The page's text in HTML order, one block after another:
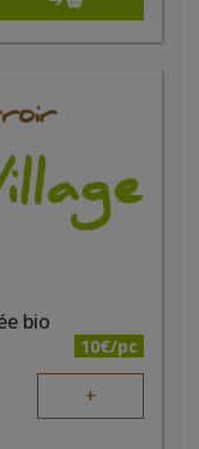
bio
10€/pc
+